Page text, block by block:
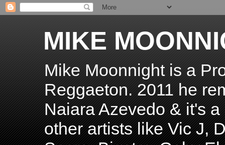
MIKE
Mike Moonnight is a
Reggaeton. 2011 he
Naiara Azevedo & it's
other artists like Vic J,